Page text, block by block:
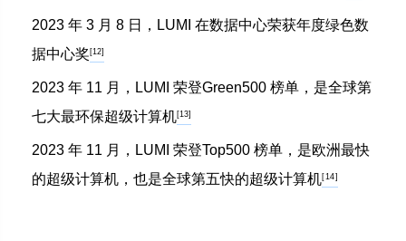
2023 年 3 月 8 日， LUMI 在数据中心荣获年度绿色数
据中心奖 [12]
2023 年 11 月， LUMI 荣登Green500 榜单， 是全球第
七大最环保超级计算机[13]
2023 年 11 月， LUMI 荣登Top500 榜单 ，是欧洲最快
的超级计算机，也是全球第五快的超级计算机[14]